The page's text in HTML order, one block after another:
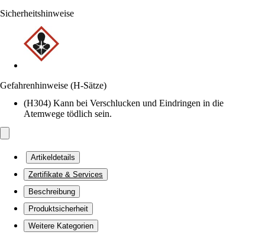
Sicherheitshinweise
Gefahrenhinweise (H-Sätze)
(H304) Kann bei Verschlucken und Eindringen in die
Atemwege tödlich sein.
Artikeldetails
Zertifikate & Services
Beschreibung
Produktsicherheit
Weitere Kategorien